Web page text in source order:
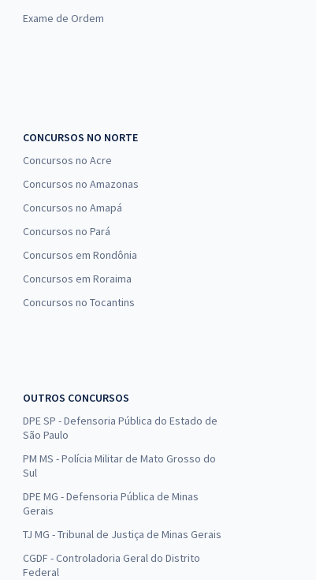
Exame de Ordem
CONCURSOS NO NORTE
Concursos no Acre
Concursos no Amazonas
Concursos no Amapá
Concursos no Pará
Concursos em Rondônia
Concursos em Roraima
Concursos no Tocantins
OUTROS CONCURSOS
DPE SP - Defensoria Pública do Estado de
São Paulo
PM MS - Polícia Militar de Mato Grosso do
Sul
DPE MG - Defensoria Pública de Minas
Gerais
TJ MG - Tribunal de Justiça de Minas Gerais
CGDF - Controladoria Geral do Distrito
Federal